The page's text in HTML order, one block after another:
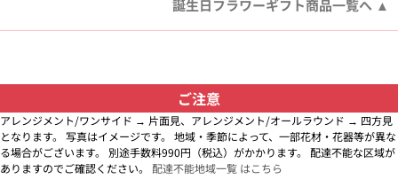
誕生日フラワーギフト商品一覧へ
ご注意
アレンジメント/ワンサイド → 片面見、アレンジメント/オールラウンド → 四方見
となります。 写真はイメージです。 地域・季節によって、一部花材・花器等が異な
る場合がございます。 別途手数料990円（税込）がかかります。 配達不能な区域が
ありますのでご確認ください。 配達不能地域一覧 はこちら